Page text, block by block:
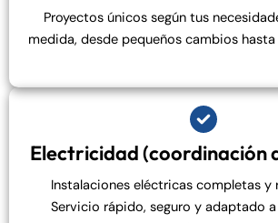
Proyectos únicos según tus
medida, desde pequeños cambios
Electricidad (coordinación
Instalaciones eléctricas completas y
Servicio rápido, seguro y adaptado